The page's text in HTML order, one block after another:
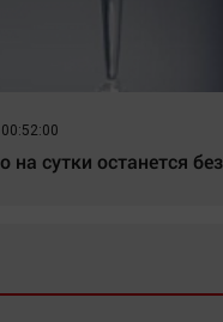
на сутки останется